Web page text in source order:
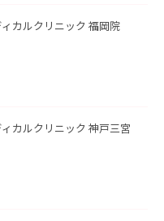
カルクリニック 福岡院
カルクリニック 神戸三宮